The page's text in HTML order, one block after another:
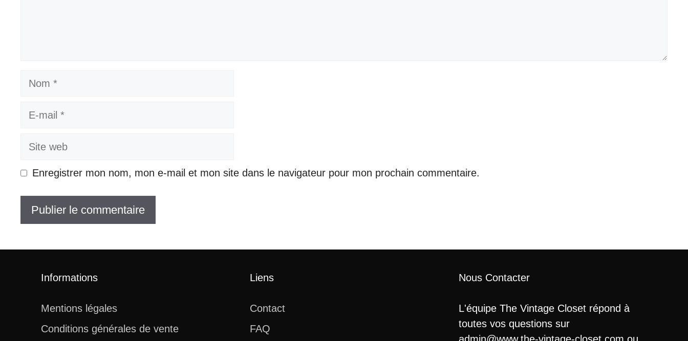
Nom
E-
Site
Enregistrer mon nom, mon e-mail et mon site dans le navigateur pour mon prochain commentaire.
Informations
Mentions légales
Conditions générales de vente
Liens
Contact
FAQ
Nous Contacter
L'équipe The Vintage Closet répond à
toutes vos questions sur